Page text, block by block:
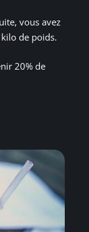
vous avez
de poids.
20% de